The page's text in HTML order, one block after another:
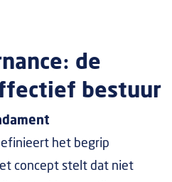
de
bestuur
het begrip
concept stelt dat niet